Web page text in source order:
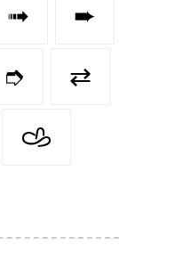
➟ ➨
➮ ⇄
𐚁